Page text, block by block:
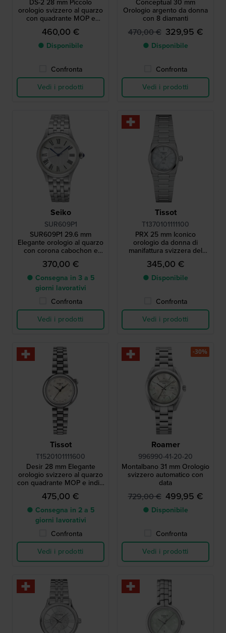
DS-2 28 mm Piccolo
orologio svizzero al quarzo
con quadrante MOP e
diamanti
460,00 €
● Disponibile
Confronta
Vedi i prodotti
Conceptual 30 mm
Orologio argento da donna
con 8 diamanti
470,00 € 329,95 €
● Disponibile
Confronta
Vedi i prodotti
Seiko
SUR609P1
SUR609P1 29.6 mm
Elegante orologio al quarzo
con corona cabochon e
indici romani
370,00 €
● Consegna in 3 a 5
giorni lavorativi
Confronta
Vedi i prodotti
Tissot
T1370101111100
PRX 25 mm Iconico
orologio da donna di
manifattura svizzera del
1978 con quadrante MOP
345,00 €
● Disponibile
Confronta
Vedi i prodotti
Tissot
T1520101111600
Desir 28 mm Elegante
orologio svizzero al quarzo
con quadrante MOP e indici
di diamanti
475,00 €
● Consegna in 2 a 5
giorni lavorativi
Confronta
Vedi i prodotti
Roamer
996990-41-20-20
Montalbano 31 mm Orologio
svizzero automatico con
data
729,00 € 499,95 €
● Disponibile
Confronta
Vedi i prodotti
-30%